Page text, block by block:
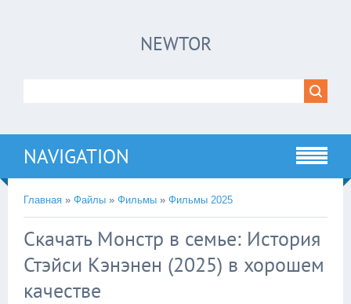
NEWTOR
NAVIGATION
Главная » Файлы » Фильмы » Фильмы 2025
Скачать Монстр в семье: История
Стэйси Кэнэнен (2025) в хорошем
качестве
!!!Если Вы с телефона сперва нажмите на